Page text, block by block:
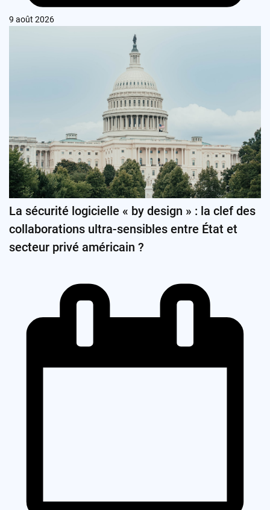
9 août 2026
La sécurité logicielle « by design » : la clef des
collaborations ultra-sensibles entre État et
secteur privé américain ?